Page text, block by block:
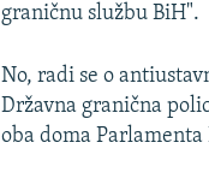
graničnu službu BiH".
No, radi se o
Državna granična
oba doma Parlamenta